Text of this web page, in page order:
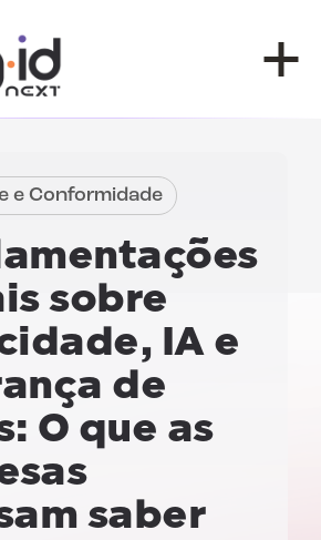
e Conformidade
sobre
IA e
de
O que as
saber